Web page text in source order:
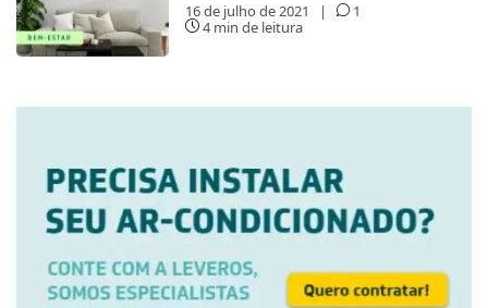
16 de julho de 2021 |
1
4 min de leitura